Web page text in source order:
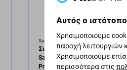
Samsung
Συγκρότημα οθόνης για
Samsung S10 Plus, G975F,
Prism Black, Aftermarket
Αυτός ο
Χρησιμοποιούμε
παροχή λειτουργιών
Χρησιμοποιούμε
περισσότερα στις